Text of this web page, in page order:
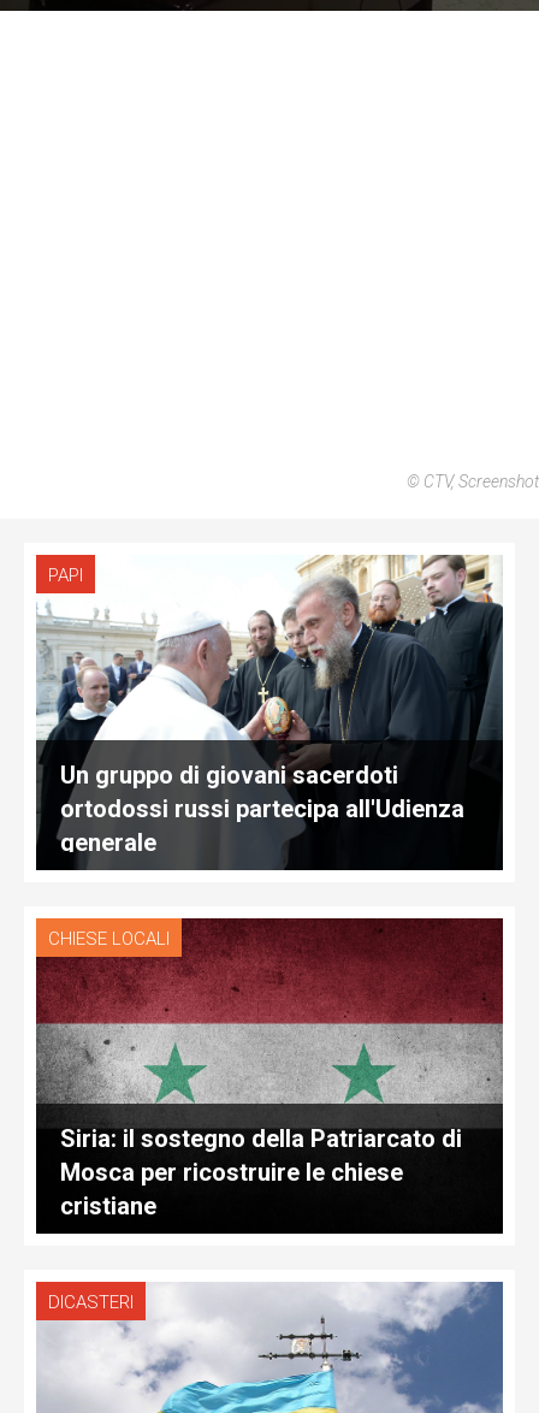
© CTV, Screenshot
PAPI
Un gruppo di giovani sacerdoti
ortodossi russi partecipa all'Udienza
generale
CHIESE LOCALI
Siria: il sostegno della Patriarcato di
Mosca per ricostruire le chiese
cristiane
DICASTERI